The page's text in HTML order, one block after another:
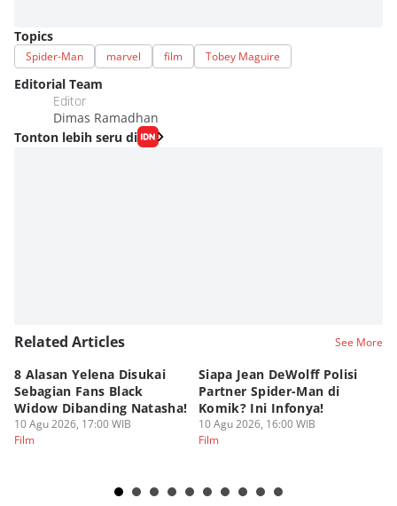
Topics
Spider-Man marvel film Tobey Maguire
Editorial Team
Editor
Dimas Ramadhan
Tonton lebih seru di
Related Articles See More
8 Alasan Yelena Disukai
Sebagian Fans Black
Widow Dibanding Natasha!
10 Agu 2026, 17:00 WIB
Film
Siapa Jean DeWolff Polisi
Partner Spider-Man di
Komik? Ini Infonya!
10 Agu 2026, 16:00 WIB
Film